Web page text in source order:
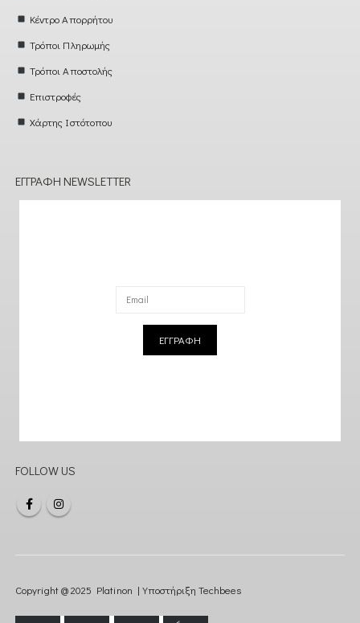
Κέντρο Απορρήτου
Τρόποι Πληρωμής
Τρόποι Αποστολής
Επιστροφές
Χάρτης Ιστότοπου
ΕΓΓΡΑΦΉ NEWSLETTER
ΕΓΓΡΑΦΗ
FOLLOW US
Copyright @ 2025 Platinon | Υποστήριξη Techbees